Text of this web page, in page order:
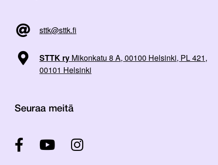
sttk@sttk.fi
STTK ry Mikonkatu 8 A, 00100 Helsinki, PL 421,
00101 Helsinki
Seuraa meitä